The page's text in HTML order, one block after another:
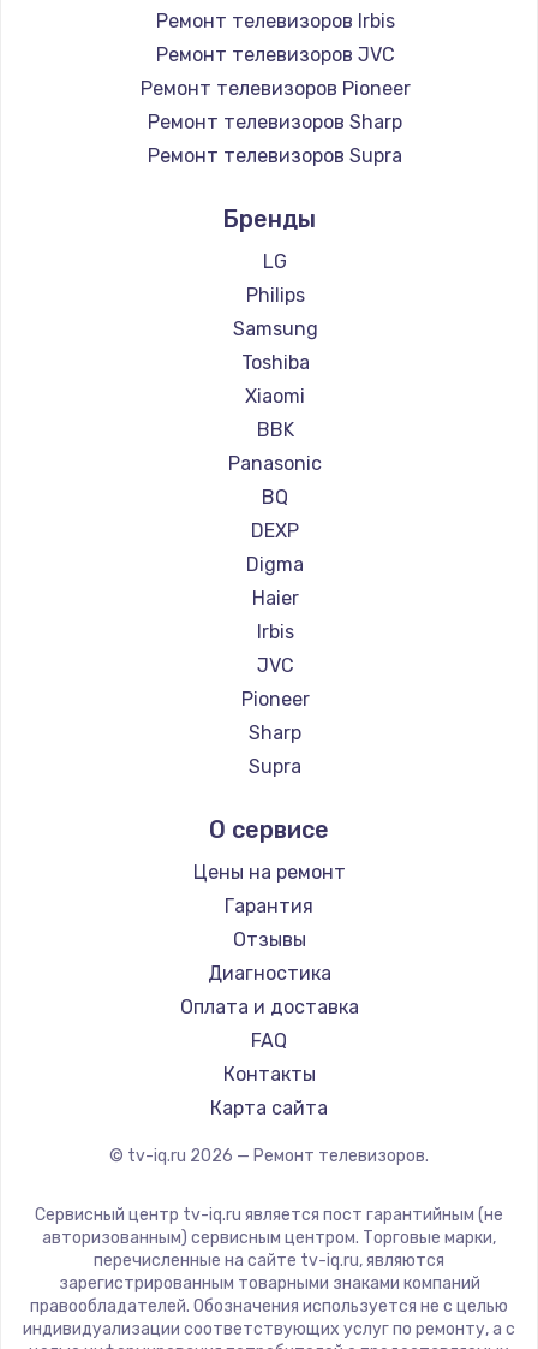
Ремонт телевизоров Irbis
Ремонт телевизоров JVC
Ремонт телевизоров Pioneer
Ремонт телевизоров Sharp
Ремонт телевизоров Supra
Ремонт телевизоров Hisense
Ремонт телевизоров Daewoo
Ремонт телевизоров Centek
Ремонт телевизоров Telefunken
Ремонт телевизоров Hyundai
Ремонт телевизоров Doffler
Ремонт телевизоров Hiper
Ремонт телевизоров Grundig
Ремонт телевизоров HITACHI
Ремонт телевизоров Konka
Ремонт телевизоров RED solution
Ремонт телевизоров Thomson
Ремонт телевизоров Yandex
Ремонт телевизоров National
Ремонт телевизоров iFFALCON
Ремонт телевизоров Tuvio
Ремонт телевизоров Nord
Ремонт телевизоров BenQ
Бренды
LG
Philips
Samsung
Toshiba
Xiaomi
BBK
Panasonic
BQ
DEXP
Digma
Haier
Irbis
JVC
Pioneer
Sharp
Supra
Hisense
Daewoo
Centek
Telefunken
Hyundai
Doffler
Hiper
Grundig
HITACHI
Yandex
National
iFFALCON
Tuvio
О сервисе
Цены на ремонт
Гарантия
Отзывы
Диагностика
Оплата и доставка
FAQ
Контакты
Карта сайта
© tv-iq.ru 2026 — Ремонт телевизоров.
Сервисный центр tv-iq.ru является пост гарантийным (не
авторизованным) сервисным центром. Торговые марки,
перечисленные на сайте tv-iq.ru, являются
зарегистрированным товарными знаками компаний
правообладателей. Обозначения используется не с целью
индивидуализации соответствующих услуг по ремонту, а с